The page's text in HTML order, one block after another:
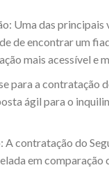
Uma das principais
de encontrar um
mais acessível e
para a contratação
ágil para o
contratação do
em